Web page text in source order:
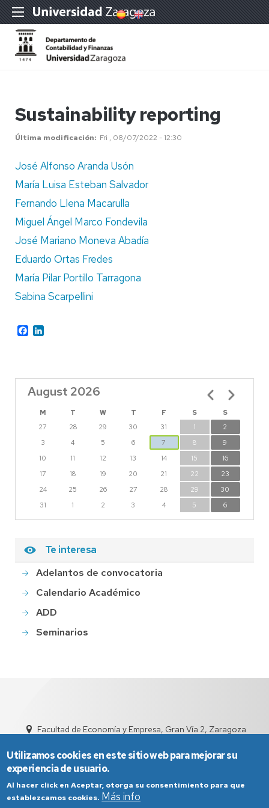
Sustainability reporting
Última modificación Fri , 08/07/2022 - 12:30
José Alfonso Aranda Usón
María Luisa Esteban Salvador
Fernando Llena Macarulla
Miguel Ángel Marco Fondevila
José Mariano Moneva Abadía
Eduardo Ortas Fredes
María Pilar Portillo Tarragona
Sabina Scarpellini
Facebook
August 2026
M T W T F S
S
27
28 29 30 31 1
2
3
4 5 6 7 8
9
10
11 12 13 14 15
16
17
18 19 20 21 22
23
24
25 26 27 28 29
30
31
1 2 3 4 5 6
Pagination
Te interesa
Adelantos de convocatoria
Calendario Académico
ADD
Seminarios
Facultad de Economía y Empresa, Gran Vía 2, Zaragoza
Utilizamos cookies en este sitio web para mejorar su
experiencia de usuario.
Al hacer click en Aceptar, otorga su consentimiento para que
establezcamos cookies. Más info